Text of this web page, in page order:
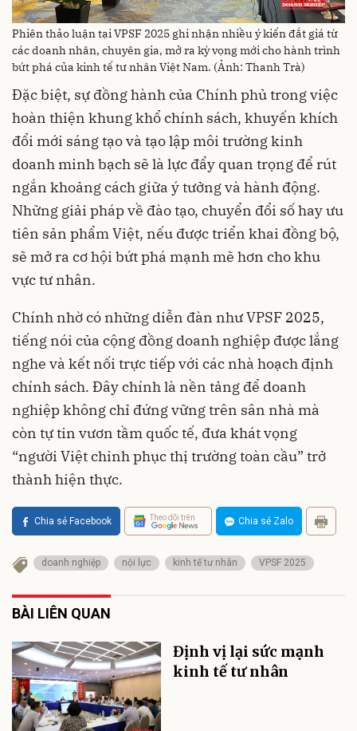
Phiên thảo luận tại VPSF 2025 ghi nhận nhiều ý kiến đắt giá từ
các doanh nhân, chuyên gia, mở ra kỳ vọng mới cho hành trình
bứt phá của kinh tế tư nhân Việt Nam. (Ảnh: Thanh Trà)
Đặc biệt, sự đồng hành của Chính phủ trong việc
hoàn thiện khung khổ chính sách, khuyến khích
đổi mới sáng tạo và tạo lập môi trường kinh
doanh minh bạch sẽ là lực đẩy quan trọng để rút
ngắn khoảng cách giữa ý tưởng và hành động.
Những giải pháp về đào tạo, chuyển đổi số hay ưu
tiên sản phẩm Việt, nếu được triển khai đồng bộ,
sẽ mở ra cơ hội bứt phá mạnh mẽ hơn cho khu
vực tư nhân.
Chính nhờ có những diễn đàn như VPSF 2025,
tiếng nói của cộng đồng doanh nghiệp được lắng
nghe và kết nối trực tiếp với các nhà hoạch định
chính sách. Đây chính là nền tảng để doanh
nghiệp không chỉ đứng vững trên sân nhà mà
còn tự tin vươn tầm quốc tế, đưa khát vọng
“người Việt chinh phục thị trường toàn cầu” trở
thành hiện thực.
Chia sẻ Facebook Theo dõi trên Chia sẻ Zalo
doanh nghiệp nội lực kinh tế tư nhân VPSF 2025
BÀI LIÊN QUAN
Định vị lại sức mạnh
kinh tế tư nhân